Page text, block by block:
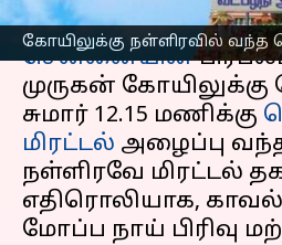
கோயிலுக்கு நள்ளிரவில் வந்த
செய்தி முன்னோட்டம்
சென்னையின்
முருகன் கோயிலுக்கு
சுமார் 12.15 மணிக்கு
மிரட்டல் அழைப்பு
நள்ளிரவே மிரட்டல்
எதிரொலியாக,
மோப்ப நாய் பிரிவு